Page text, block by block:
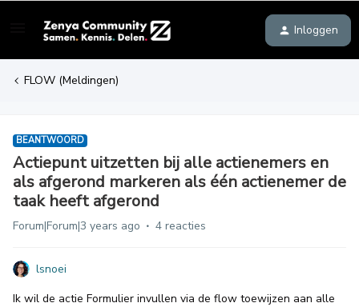
Inloggen
FLOW (Meldingen)
BEANTWOORD
Actiepunt uitzetten bij alle actienemers en
als afgerond markeren als één actienemer de
taak heeft afgerond
Forum|Forum|3 years ago 4 reacties
lsnoei
Ik wil de actie Formulier invullen via de flow toewijzen aan alle